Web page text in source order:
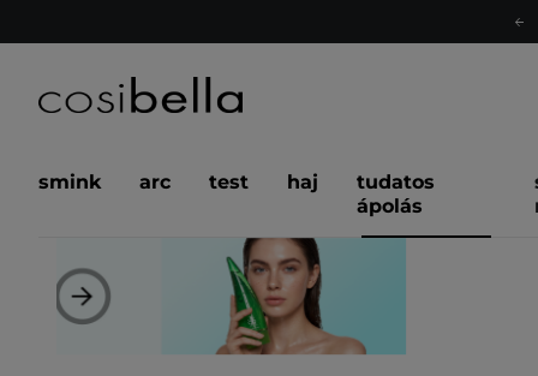
smink arc test haj
tudatos
ápolás